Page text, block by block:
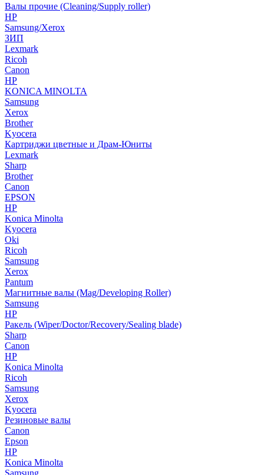
Валы прочие (Cleaning/Supply roller)
HP
Samsung/Xerox
ЗИП
Lexmark
Ricoh
Canon
HP
KONICA MINOLTA
Samsung
Xerox
Brother
Kyocera
Картриджи цветные и Драм-Юниты
Lexmark
Sharp
Brother
Canon
EPSON
HP
Konica Minolta
Kyocera
Oki
Ricoh
Samsung
Xerox
Pantum
Магнитные валы (Mag/Developing Roller)
Samsung
HP
Ракель (Wiper/Doctor/Recovery/Sealing blade)
Sharp
Canon
HP
Konica Minolta
Ricoh
Samsung
Xerox
Kyocera
Резиновые валы
Canon
Epson
HP
Konica Minolta
Samsung